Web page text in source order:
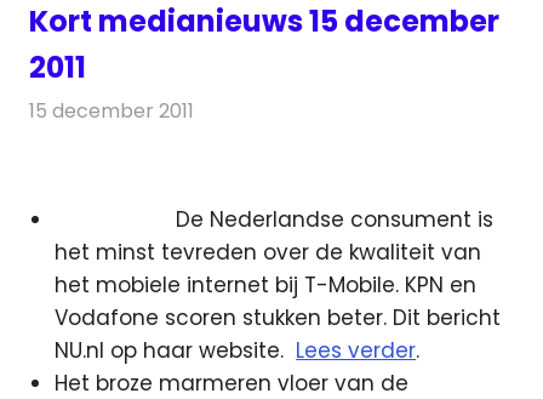
Kort medianieuws 15 december
2011
15 december 2011
De Nederlandse consument is
het minst tevreden over de kwaliteit van
het mobiele internet bij T-Mobile. KPN en
Vodafone scoren stukken beter. Dit bericht
NU.nl op haar website. Lees verder.
Het broze marmeren vloer van de